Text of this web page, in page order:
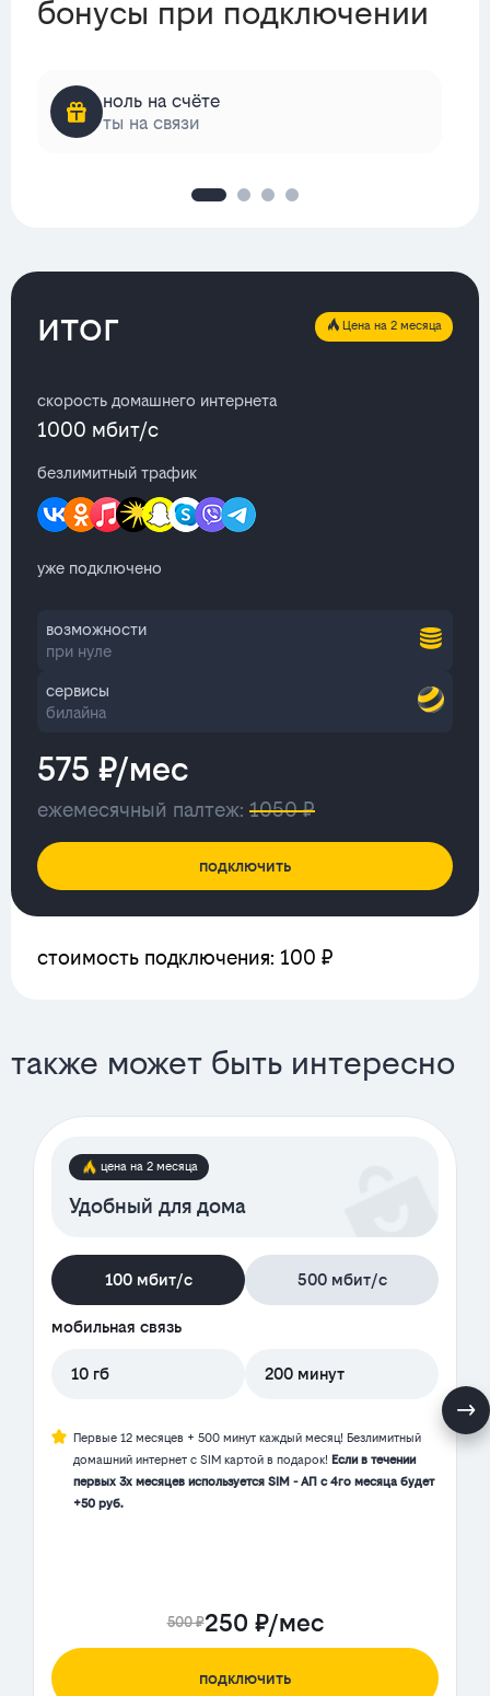
бонусы при подключении
ноль на счёте
ты на связи
итог Цена на 2 месяца
скорость домашнего интернета
1000 мбит/с
безлимитный трафик
уже подключено
возможности
при нуле
сервисы
билайна
575 ₽/мес
ежемесячный палтеж: 1050 ₽
подключить
стоимость подключения: 100 ₽
также может быть интересно
цена на 2 месяца
Удобный для дома
100 мбит/с 500 мбит/с
мобильная связь
10 гб 200 минут
Первые 12 месяцев + 500 минут каждый месяц! Безлимитный
домашний интернет с SIM картой в подарок! Если в течении
первых 3х месяцев используется SIM - АП с 4го месяца будет
+50 руб.
500 ₽250 ₽/мес
подключить